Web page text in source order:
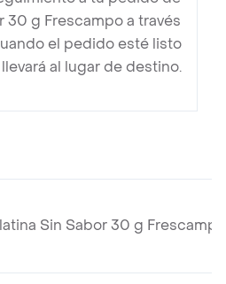
30 g Frescampo a través
el pedido esté listo
al lugar de destino.
Sin Sabor 30 g